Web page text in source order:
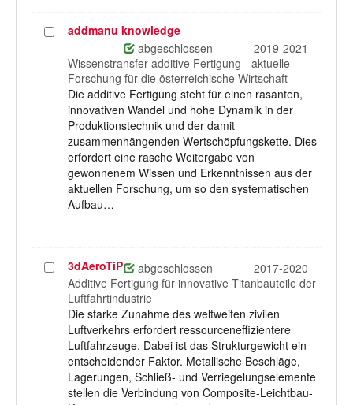
Projektaddmanu knowledge
abgeschlossen
2019-2021
Wissenstransfer additive Fertigung - aktuelle
Forschung für die österreichische Wirtschaft
Die additive Fertigung steht für einen rasanten,
innovativen Wandel und hohe Dynamik in der
Produktionstechnik und der damit
zusammenhängenden Wertschöpfungskette. Dies
erfordert eine rasche Weitergabe von
gewonnenem Wissen und Erkenntnissen aus der
aktuellen Forschung, um so den systematischen
Aufbau…
Projekt
auswählen
3dAeroTiP abgeschlossen
2017-2020
Additive Fertigung für innovative Titanbauteile der
Luftfahrtindustrie
Die starke Zunahme des weltweiten zivilen
Luftverkehrs erfordert ressourceneffizientere
Luftfahrzeuge. Dabei ist das Strukturgewicht ein
entscheidender Faktor. Metallische Beschläge,
Lagerungen, Schließ- und Verriegelungselemente
stellen die Verbindung von Composite-Leichtbau-